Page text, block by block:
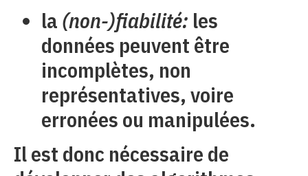
la (non-)fiabilité: les
données peuvent être
incomplètes, non
représentatives, voire
erronées ou manipulées.
Il est donc nécessaire de